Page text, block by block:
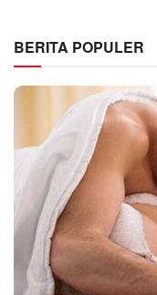
BERITA POPULER